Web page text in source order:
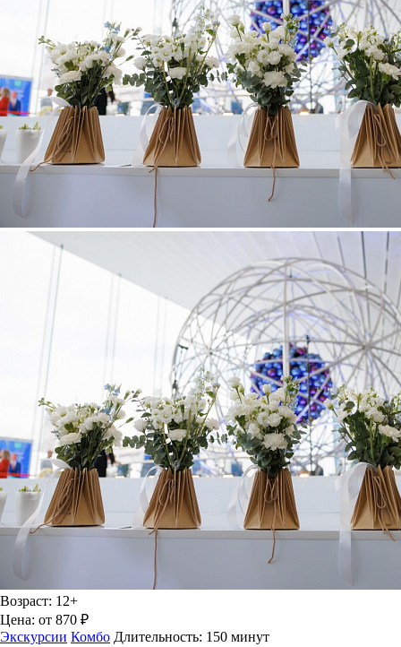
Возраст: 12+
Цена: от 870 ₽
Экскурсии Комбо Длительность: 150 минут